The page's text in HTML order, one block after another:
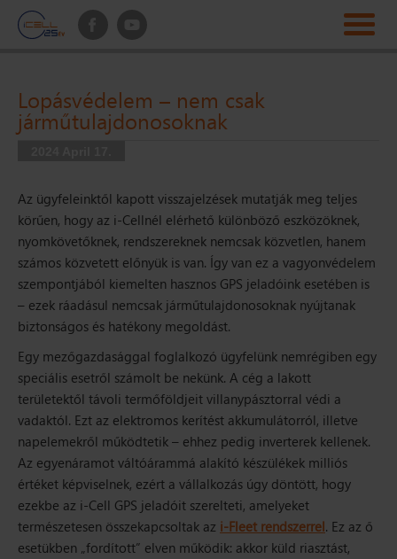
Lopásvédelem – nem csak
járműtulajdonosoknak
Az ügyfeleinktől kapott visszajelzések mutatják meg teljes
körűen, hogy az i-Cellnél elérhető különböző eszközöknek,
nyomkövetőknek, rendszereknek nemcsak közvetlen, hanem
számos közvetett előnyük is van. Így van ez a vagyonvédelem
szempontjából kiemelten hasznos GPS jeladóink esetében is
– ezek ráadásul nemcsak járműtulajdonosoknak nyújtanak
biztonságos és hatékony megoldást.
Egy mezőgazdasággal foglalkozó ügyfelünk nemrégiben egy
speciális esetről számolt be nekünk. A cég a lakott
területektől távoli termőföldjeit villanypásztorral védi a
vadaktól. Ezt az elektromos kerítést akkumulátorról, illetve
napelemekről működtetik – ehhez pedig inverterek kellenek.
Az egyenáramot váltóárammá alakító készülékek milliós
értéket képviselnek, ezért a vállalkozás úgy döntött, hogy
ezekbe az i-Cell GPS jeladóit szerelteti, amelyeket
természetesen összekapcsoltak az i-Fleet rendszerrel. Ez az ő
esetükben „fordított” elven működik: akkor küld riasztást,